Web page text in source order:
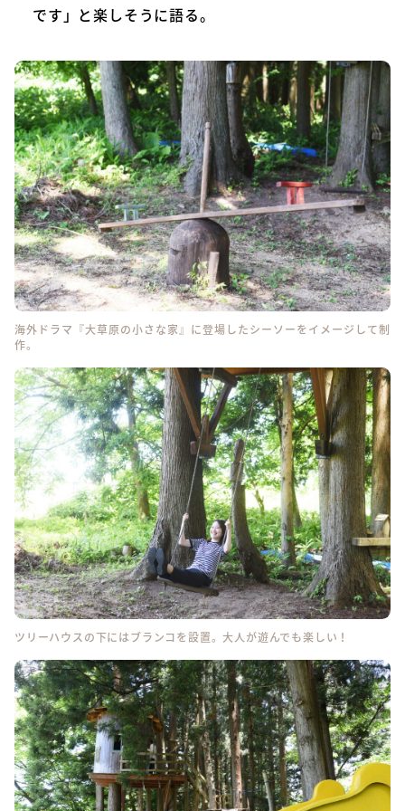
です」と楽しそうに語る。
海外ドラマ『大草原の小さな家』に登場したシーソーをイメージして制
作。
ツリーハウスの下にはブランコを設置。大人が遊んでも楽しい！